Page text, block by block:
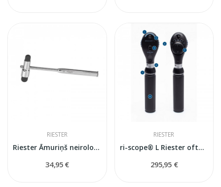
RIESTER
Riester Āmuriņš neirologiskais Buck
34,95 €
RIESTER
ri-scope® L Riester oftalmoskops
295,95 €